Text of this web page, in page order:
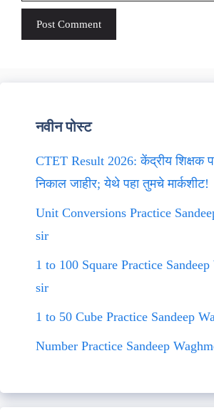
नवीन पोस्ट
CTET Result 2026: केंद्रीय शिक्षक
निकाल जाहीर; येथे पहा तुमचे मार्कशीट!
Unit Conversions Practice
sir
1 to 100 Square Practice
sir
1 to 50 Cube Practice Sandeep
Number Practice Sandeep